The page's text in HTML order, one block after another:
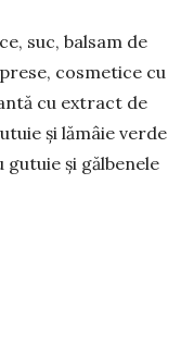
suc, balsam de
cosmetice cu
cu extract de
și lămâie verde
gutuie și gălbenele